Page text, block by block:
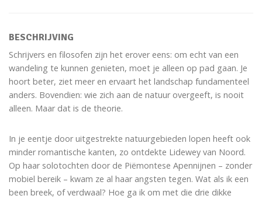
BESCHRIJVING
Schrijvers en filosofen zijn het erover eens: om echt van een
wandeling te kunnen genieten, moet je alleen op pad gaan. Je
hoort beter, ziet meer en ervaart het landschap fundamenteel
anders. Bovendien: wie zich aan de natuur overgeeft, is nooit
alleen. Maar dat is de theorie.
In je eentje door uitgestrekte natuurgebieden lopen heeft ook
minder romantische kanten, zo ontdekte Lidewey van Noord.
Op haar solotochten door de Piëmontese Apennijnen – zonder
mobiel bereik – kwam ze al haar angsten tegen. Wat als ik een
been breek, of verdwaal? Hoe ga ik om met die drie dikke